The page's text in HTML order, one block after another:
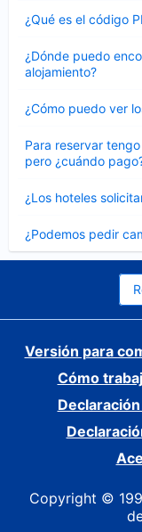
¿Qué es el código
cerrado
¿Dónde puedo
alojamiento?
cerrado
¿Cómo puedo ver
cerrado
Para reservar
pero ¿cuándo
cerrado
¿Los hoteles
cerrado
¿Podemos pedir
cerrado
Versión para
Cómo
Copyright ©